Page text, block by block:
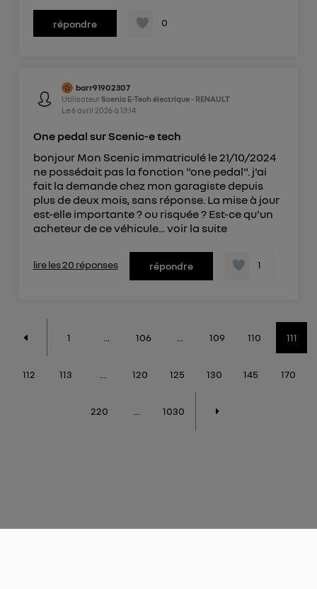
répondre 0
barr91902307
UtilisateurScenic E-Tech électrique - RENAULT
Le6 avril 2026à 13:14
One pedal sur Scenic-e tech
bonjour Mon Scenic immatriculé le 21/10/2024
ne possédait pas la fonction "one pedal". j'ai
fait la demande chez mon garagiste depuis
plus de deux mois, sans réponse. La mise à jour
est-elle importante ? ou risquée ? Est-ce qu'un
acheteur de ce véhicule...voir la suite
lire les 20 réponses répondre 1
1 106 109 110 111
112 113 120 125 130 145 170
220 1030